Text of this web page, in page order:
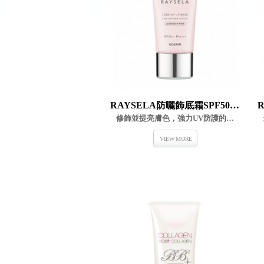
RAYSELA防曬飾底霜SPF50 PA++++
修飾並提亮膚色，強力UV防護的粧前隔離霜
VIEW MORE